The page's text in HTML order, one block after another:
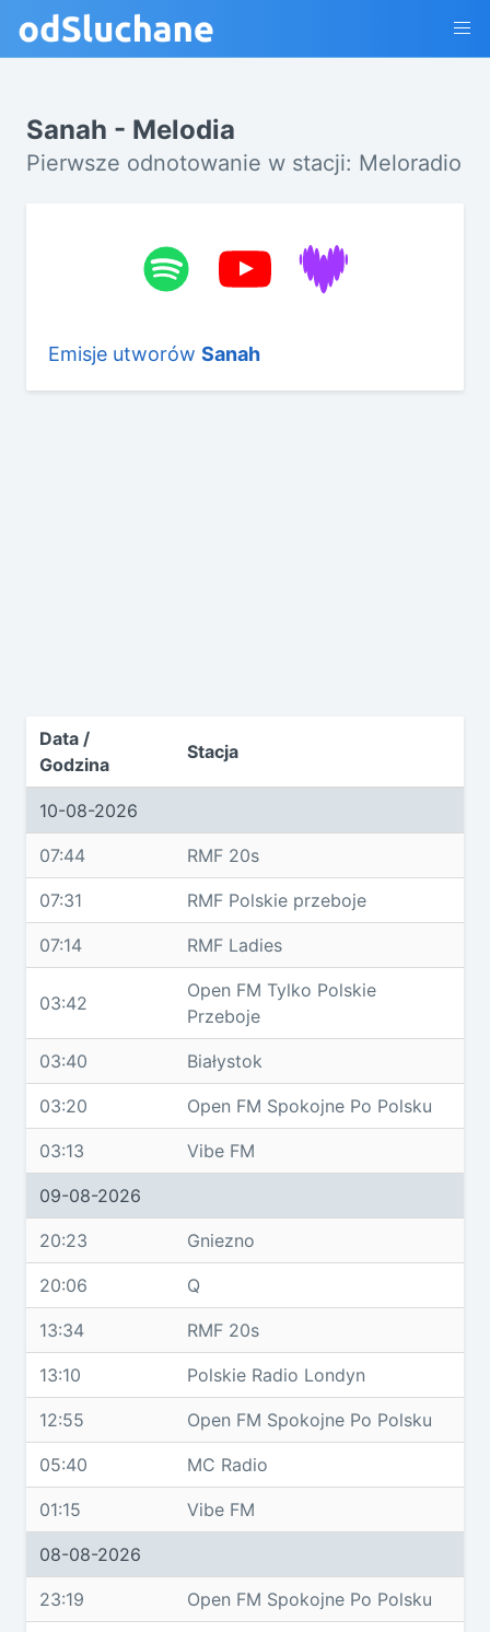
Sanah - Melodia
Pierwsze odnotowanie w stacji: Meloradio
Emisje utworów Sanah
Data /
Godzina
Stacja
10-08-2026
07:44 RMF 20s
07:31 RMF Polskie przeboje
07:14 RMF Ladies
03:42
Open FM Tylko Polskie
Przeboje
03:40 Białystok
03:20 Open FM Spokojne Po Polsku
03:13 Vibe FM
09-08-2026
20:23 Gniezno
20:06 Q
13:34 RMF 20s
13:10 Polskie Radio Londyn
12:55 Open FM Spokojne Po Polsku
05:40 MC Radio
01:15 Vibe FM
08-08-2026
23:19 Open FM Spokojne Po Polsku